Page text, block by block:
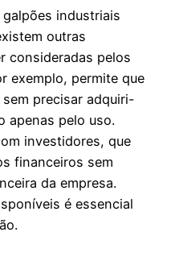
industriais
outras
consideradas pelos
exemplo, permite que
precisar adquiri-
apenas pelo uso.
investidores, que
financeiros sem
da empresa.
é essencial